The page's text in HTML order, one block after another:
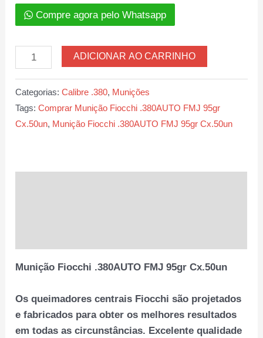
Compre agora pelo Whatsapp
Munição
Fiocchi
FMJ
95gr
ADICIONAR AO CARRINHO
Categorias:Calibre .380, Munições
Tags:Comprar Munição Fiocchi .380AUTO FMJ 95gr
Cx.50un, Munição Fiocchi .380AUTO FMJ 95gr Cx.50un
Munição Fiocchi .380AUTO FMJ 95gr Cx.50un
Os queimadores centrais Fiocchi são projetados
e fabricados para obter os melhores resultados
em todas as circunstâncias. Excelente qualidade